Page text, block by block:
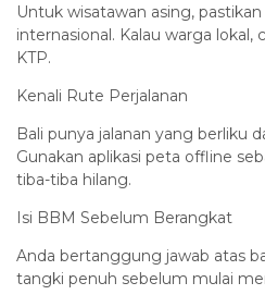
Untuk wisatawan asing,
internasional. Kalau warga lokal,
KTP.
Kenali Rute Perjalanan
Bali punya jalanan yang berliku
Gunakan aplikasi peta offline
tiba-tiba hilang.
Isi BBM Sebelum Berangkat
Anda bertanggung jawab atas
tangki penuh sebelum mulai